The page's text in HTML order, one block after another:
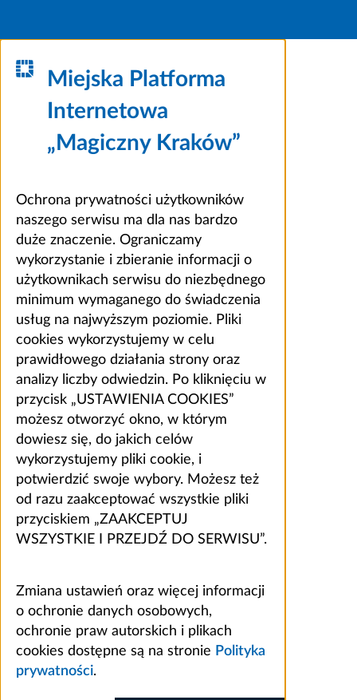
Miejska Platforma
Internetowa
„Magiczny Kraków”
Ochrona prywatności użytkowników
naszego serwisu ma dla nas bardzo
duże znaczenie. Ograniczamy
wykorzystanie i zbieranie informacji o
użytkownikach serwisu do niezbędnego
minimum wymaganego do świadczenia
usług na najwyższym poziomie. Pliki
cookies wykorzystujemy w celu
prawidłowego działania strony oraz
analizy liczby odwiedzin. Po kliknięciu w
przycisk „USTAWIENIA COOKIES”
możesz otworzyć okno, w którym
dowiesz się, do jakich celów
wykorzystujemy pliki cookie, i
potwierdzić swoje wybory. Możesz też
od razu zaakceptować wszystkie pliki
przyciskiem „ZAAKCEPTUJ
WSZYSTKIE I PRZEJDŹ DO SERWISU”.
Zmiana ustawień oraz więcej informacji
o ochronie danych osobowych,
ochronie praw autorskich i plikach
cookies dostępne są na stronie Polityka
prywatności.